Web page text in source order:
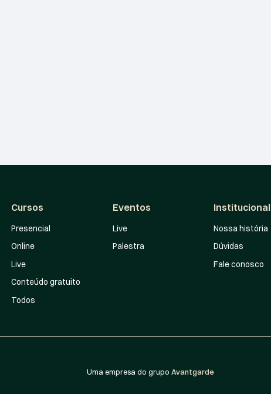
Cursos
Presencial
Online
Live
Conteúdo gratuito
Todos
Eventos
Live
Palestra
Institucional
Nossa história
Dúvidas
Fale conosco
Uma empresa do grupo Avantgarde